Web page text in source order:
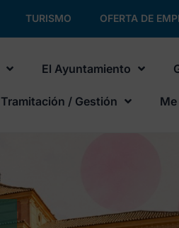
TURISMO OFERTA DE
El Ayuntamiento
Tramitación / Gestión